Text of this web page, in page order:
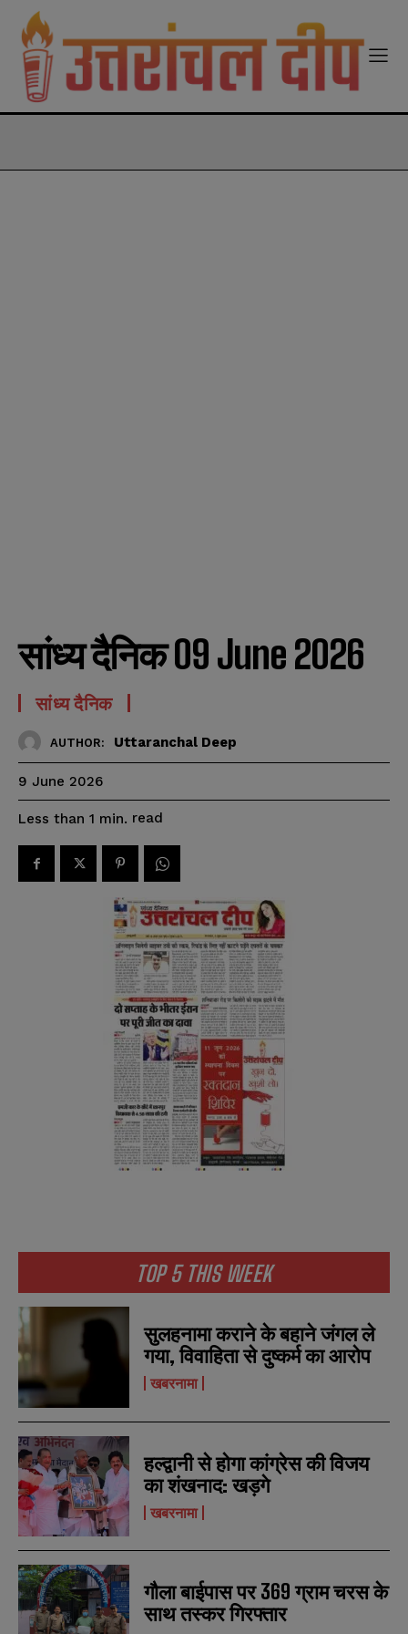
TOP 5 THIS WEEK
सुलहनामा कराने के बहाने जंगल ले
गया, विवाहिता से दुष्कर्म का आरोप
खबरनामा
हल्द्वानी से होगा कांग्रेस की विजय
का शंखनाद: खड़गे
खबरनामा
गौला बाईपास पर 369 ग्राम चरस के
साथ तस्कर गिरफ्तार
सांध्य दैनिक 09 June 2026
सांध्य दैनिक
AUTHOR: Uttaranchal Deep
9 June 2026
Less than 1 min. read